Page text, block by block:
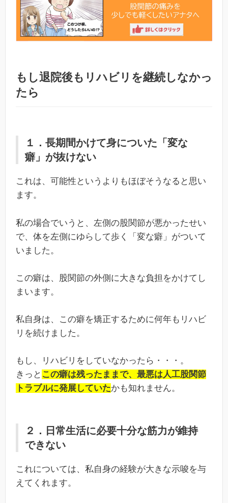
もし退院後もリハビリを継続しなかっ
たら
１．長期間かけて身についた「変な
癖」が抜けない
これは、可能性というよりもほぼそうなると思い
ます。
私の場合でいうと、左側の股関節が悪かったせい
で、体を左側にゆらして歩く「変な癖」がついて
いました。
この癖は、股関節の外側に大きな負担をかけてし
まいます。
私自身は、この癖を矯正するために何年もリハビ
リを続けました。
もし、リハビリをしていなかったら・・・。
きっと この癖は残ったままで、最悪は人工股関節
トラブルに発展していたかも知れません。
２．日常生活に必要十分な筋力が維持
できない
これについては、私自身の経験が大きな示唆を与
えてくれます。